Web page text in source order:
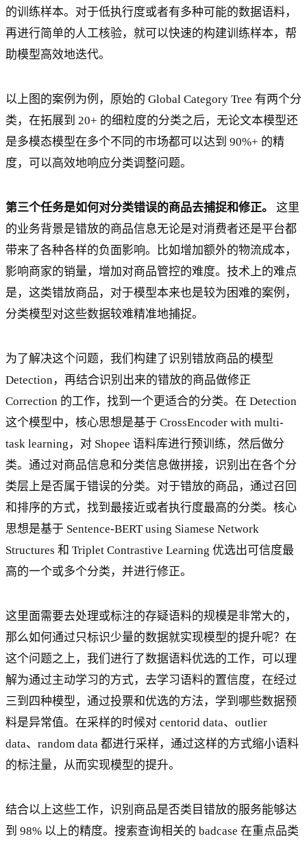
的训练样本。对于低执行度或者有多种可能的数据语料，
再进行简单的人工核验，就可以快速的构建训练样本，帮
助模型高效地迭代。
以上图的案例为例，原始的 Global Category Tree 有两个分
类，在拓展到 20+ 的细粒度的分类之后，无论文本模型还
是多模态模型在多个不同的市场都可以达到 90%+ 的精
度，可以高效地响应分类调整问题。
第三个任务是如何对分类错误的商品去捕捉和修正。
这里
的业务背景是错放的商品信息无论是对消费者还是平台都
带来了各种各样的负面影响。比如增加额外的物流成本，
影响商家的销量，增加对商品管控的难度。技术上的难点
是，这类错放商品，对于模型本来也是较为困难的案例，
分类模型对这些数据较难精准地捕捉。
为了解决这个问题，我们构建了识别错放商品的模型
Detection，再结合识别出来的错放的商品做修正
Correction 的工作，找到一个更适合的分类。在 Detection
这个模型中，核心思想是基于 CrossEncoder with multi-
task learning，对 Shopee 语料库进行预训练，然后做分
类。通过对商品信息和分类信息做拼接，识别出在各个分
类层上是否属于错误的分类。对于错放的商品，通过召回
和排序的方式，找到最接近或者执行度最高的分类。核心
思想是基于 Sentence-BERT using Siamese Network
Structures 和 Triplet Contrastive Learning 优选出可信度最
高的一个或多个分类，并进行修正。
这里面需要去处理或标注的存疑语料的规模是非常大的，
那么如何通过只标识少量的数据就实现模型的提升呢？在
这个问题之上，我们进行了数据语料优选的工作，可以理
解为通过主动学习的方式，去学习语料的置信度，在经过
三到四种模型，通过投票和优选的方法，学到哪些数据预
料是异常值。在采样的时候对 centorid data、outlier
data、random data 都进行采样，通过这样的方式缩小语料
的标注量，从而实现模型的提升。
结合以上这些工作，识别商品是否类目错放的服务能够达
到 98% 以上的精度。搜索查询相关的 badcase 在重点品类